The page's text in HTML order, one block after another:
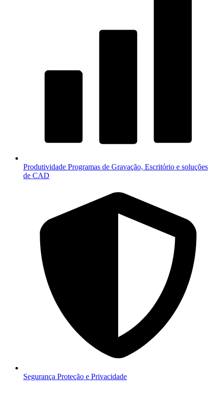
Produtividade Programas de Gravação, Escritório e soluções
de CAD
Segurança Proteção e Privacidade